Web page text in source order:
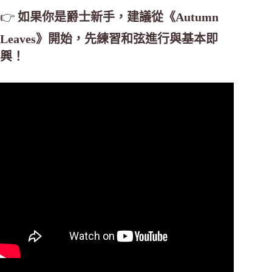
👉 如果你是爵士新手，建議從《Autumn
Leaves》開始，先練習和弦進行與基本即
興！